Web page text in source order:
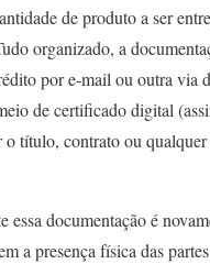
de produto a ser
organizado, a
por e-mail ou outra via
de certificado digital
o título, contrato ou
essa documentação é
a presença física das